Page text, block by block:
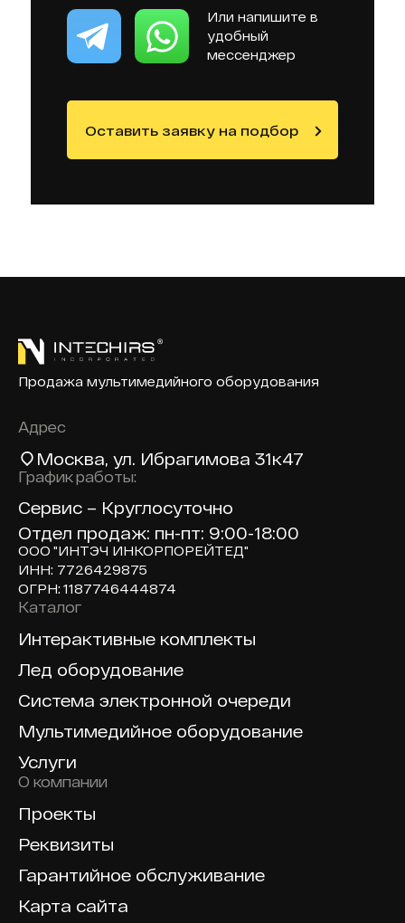
Или напишите в
удобный
мессенджер
Оставить заявку на подбор
Продажа мультимедийного оборудования
Адрес
Москва, ул. Ибрагимова 31к47
График работы:
Сервис – Круглосуточно
Отдел продаж: пн-пт: 9:00-18:00
ООО "ИНТЭЧ ИНКОРПОРЕЙТЕД"
ИНН: 7726429875
ОГРН: 1187746444874
Доп навигация по сайту
Каталог
Интерактивные комплекты
Лед оборудование
Система электронной очереди
Мультимедийное оборудование
Услуги
О компании
Проекты
Реквизиты
Гарантийное обслуживание
Карта сайта